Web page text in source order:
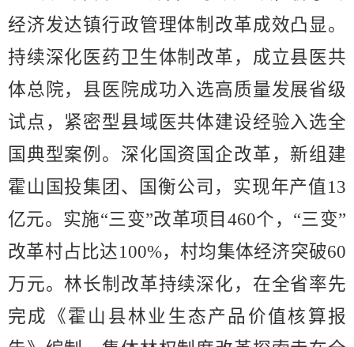
经济发达镇行政管理体制改革成效凸显。
持续深化医药卫生体制改革，成立县医共
体总院，县医院成功入选高质量发展省级
试点， 紧密型县域医共体建设经验入选全
国典型案例。 深化国资国企改革，新组建
霍山国投集团、国衡公司，实现年产值 13
亿元。 实施“三变”改革项目 460个， “三变”
改革村占比达100%，村均集体经济突破60
万元。林长制改革持续深化，在全省率先
完成《霍山县林业生态产品价值核算报